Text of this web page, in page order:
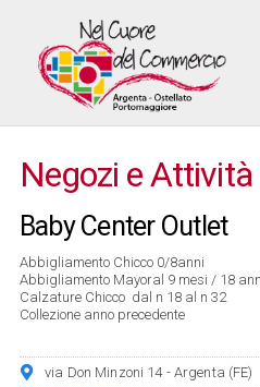
Negozi e Attività
Baby Center Outlet
Abbigliamento Chicco 0/8anni
Abbigliamento Mayoral 9 mesi / 18
Calzature Chicco dal n 18 al n 32
Collezione anno precedente
via Don Minzoni 14 - Argenta (FE)